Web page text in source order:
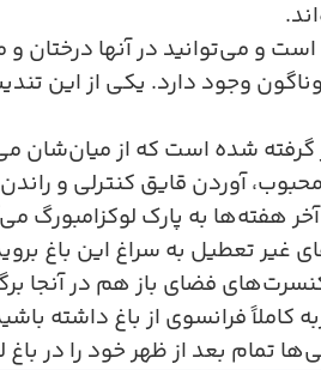
و می‌توانید در آنها درختان و
وجود دارد. یکی از این
گرفته شده است که از
آوردن قایق کنترلی و
به پارک لوکزامبورگ
غیر تعطیل به سراغ این باغ
فضای باز هم در آنجا
فرانسوی از باغ داشته
تمام بعد از ظهر خود را در